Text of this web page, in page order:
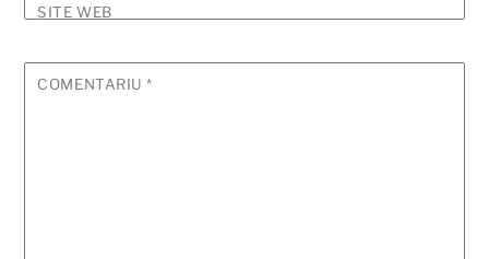
SITE WEB
COMENTARIU*